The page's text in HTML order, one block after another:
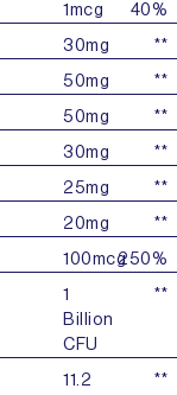
1mcg
40%
30mg
**
50mg
**
50mg
**
30mg
**
25mg
**
20mg
**
100mcg250%
1
Billion
CFU
**
11.2
**